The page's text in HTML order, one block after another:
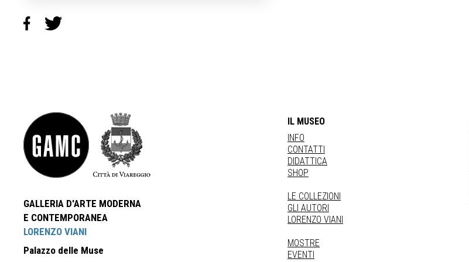
GALLERIA D'ARTE MODERNA
E CONTEMPORANEA
LORENZO VIANI
Palazzo delle Muse
IL MUSEO
INFO
CONTATTI
DIDATTICA
SHOP
LE COLLEZIONI
GLI AUTORI
LORENZO VIANI
MOSTRE
EVENTI